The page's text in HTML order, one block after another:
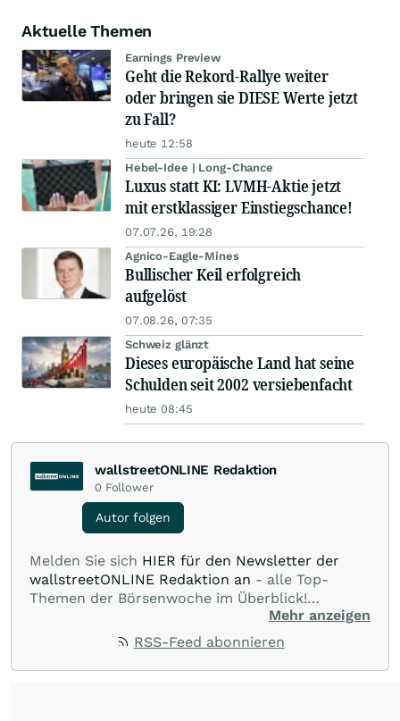
Aktuelle Themen
Earnings Preview
Geht die Rekord-Rallye weiter
oder bringen sie DIESE Werte jetzt
zu Fall?
heute 12:58
Hebel-Idee | Long-Chance
Luxus statt KI: LVMH-Aktie jetzt
mit erstklassiger Einstiegschance!
07.07.26, 19:28
Agnico-Eagle-Mines
Bullischer Keil erfolgreich
aufgelöst
07.08.26, 07:35
Schweiz glänzt
Dieses europäische Land hat seine
Schulden seit 2002 versiebenfacht
heute 08:45
wallstreetONLINE Redaktion
0 Follower
Autor folgen
Melden Sie sich HIER für den Newsletter der
wallstreetONLINE Redaktion an - alle Top-
Themen der Börsenwoche im Überblick!
Verpassen Sie kein wichtiges Anleger-Thema!Für
Beiträge auf diesem journalistischen Channel ist
Redaktion verantwortlich. Die Fachjournalisten
Mehr anzeigen
RSS-Feed abonnieren